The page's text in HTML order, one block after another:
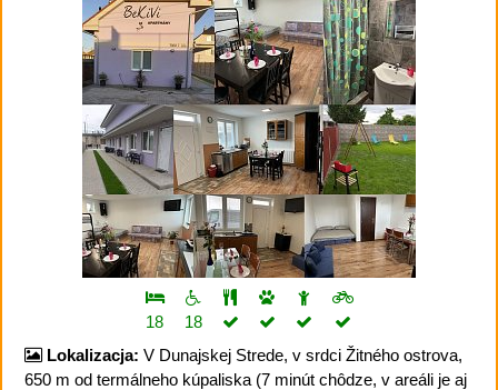
18
18
Lokalizacja: V Dunajskej Strede, v srdci Žitného ostrova,
650 m od termálneho kúpaliska (7 minút chôdze, v areáli je aj